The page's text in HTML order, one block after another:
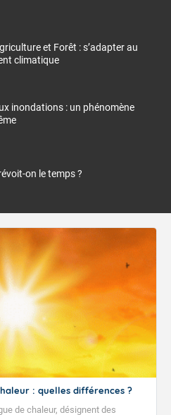
et Forêt : s’adapter au
climatique
inondations : un phénomène
on le temps ?
: quelles différences ?
de chaleur, désignent des